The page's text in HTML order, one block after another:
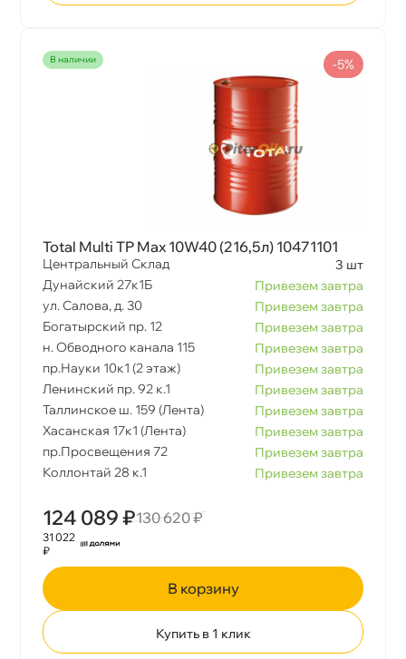
наличии
Total Multi TP Max 10W40 (216,5л) 10471101
Центральный Склад
3 шт
Дунайский 27к1Б
Привезем завтра
ул. Салова, д. 30
Привезем завтра
Богатырский пр. 12
Привезем завтра
н. Обводного канала 115
Привезем завтра
пр.Науки 10к1 (2 этаж)
Привезем завтра
Ленинский пр. 92 к.1
Привезем завтра
Таллинское ш. 159 (Лента)
Привезем завтра
Хасанская 17к1 (Лента)
Привезем завтра
пр.Просвещения 72
Привезем завтра
Коллонтай 28 к.1
Привезем завтра
124 089 ₽130 620 ₽
-5%
31 022
₽
корзину
Купить в 1 клик